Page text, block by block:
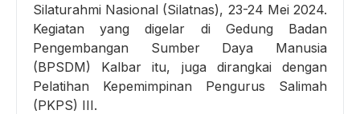
Silaturahmi Nasional (Silatnas), 23-24 Mei 2024.
Kegiatan yang digelar di Gedung Badan
Pengembangan Sumber Daya Manusia
(BPSDM) Kalbar itu, juga dirangkai dengan
Pelatihan Kepemimpinan Pengurus Salimah
(PKPS) III.